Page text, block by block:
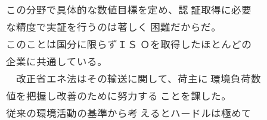
この分野で具体的な数値目標を定め、認 証取得に必要
な精度で実証を行うのは著しく 困難だからだ。
このことは国分に限らずＩＳ Ｏを取得したほとんどの
企業に共通している。
改正省エネ法はその輸送に関して、荷主に 環境負荷数
値を把握し改善のために努力する ことを課した。
従来の環境活動の基準から考 えるとハードルは極めて